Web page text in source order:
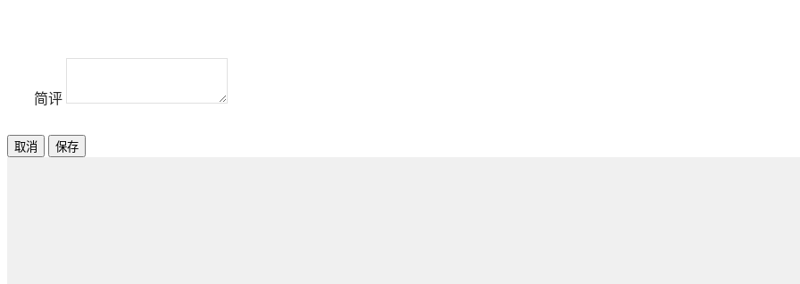
简评
取消 保存